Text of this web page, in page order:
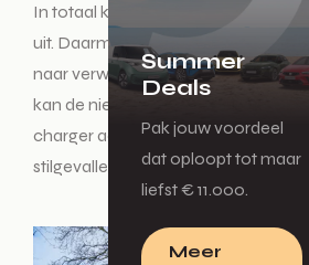
Summer
Deals
Pak jouw voordeel
dat oploopt tot maar
liefst € 11.000.
Meer
In totaal komt het extra gewicht op
uit. Daarmee bedraagt de
naar verwachting ongeveer 250
kan de nieuwe ANWB-bus ook
charger aan de trekhaak
stilgevallen elektrische auto’s ter